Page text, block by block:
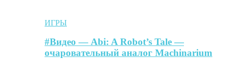
ИГРЫ
#Видео — Abi: A Robot’s Tale —
очаровательный аналог Machinarium